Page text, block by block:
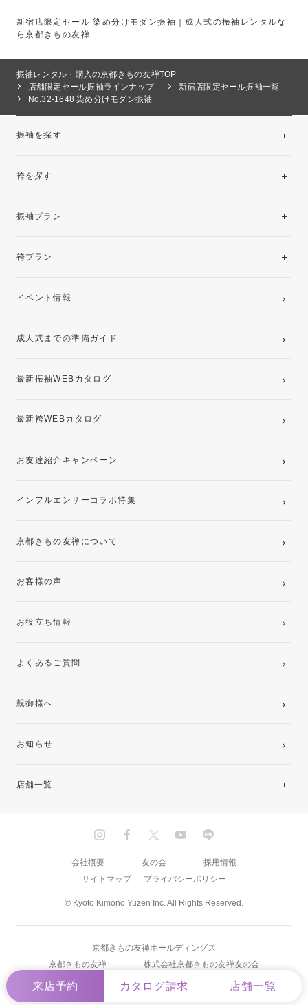
新宿店限定セール 染め分けモダン振袖｜成人式の振袖レンタルな
ら京都きもの友禅
振袖レンタル・購入の京都きもの友禅TOP
店舗限定セール振袖ラインナップ
新宿店限定セール振袖一覧
No.32-1648 染め分けモダン振袖
来店予約 カタログ請求 店舗一覧
振袖を探す
袴を探す
振袖プラン
レンタルプラン
袴プラン
卒業袴レンタルプラン
イベント情報
成人式までの準備ガイド
最新振袖WEBカタログ
最新袴WEBカタログ
お友達紹介キャンペーン
インフルエンサーコラボ特集
京都きもの友禅について
お客様の声
お役立ち情報
よくあるご質問
親御様へ
お知らせ
店舗一覧
九州
© Kyoto Kimono Yuzen Inc. All Rights Reserved.
会社概要 友の会
採用情報
サイトマップ
プライバシーポリシー
京都きもの友禅ホールディングス
京都きもの友禅
株式会社京都きもの友禅友の会